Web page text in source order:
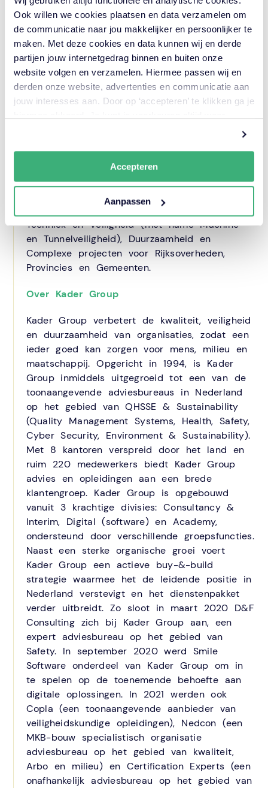
Ook willen we cookies plaatsen en data verzamelen om
de communicatie naar jou makkelijker en persoonlijker te
maken. Met deze cookies en data kunnen wij en derde
partijen jouw internetgedrag binnen en buiten onze
website volgen en verzamelen. Hiermee passen wij en
derden onze website, advertenties en communicatie aan
jouw interesses aan. Door op ‘accepteren’ te klikken ga je
Accepteren
Aanpassen
Over DON Bureau
DON Bureau is een advies- en
ingenieursbureau dat zich inzet voor
eigenaren van infrastructuur en de openbare
ruimte. Op basis van de sterke inhoudelijke
kennis, kennis van het areaal en daarbij
verbindingen. Samen de slimste weg bepalen
en deze realiseren op een persoonlijke,
creatieve en pragmatische wijze. Soms diep
in de inhoud, maar altijd betrokken bij de
organisatie. Hierbij richt DON Bureau zich op
de kennisgebieden Assetmanagement,
Techniek en Veiligheid (met name Machine-
en Tunnelveiligheid), Duurzaamheid en
Complexe projecten voor Rijksoverheden,
Provincies en Gemeenten.
Over Kader Group
Kader Group verbetert de kwaliteit, veiligheid
en duurzaamheid van organisaties, zodat een
ieder goed kan zorgen voor mens, milieu en
maatschappij. Opgericht in 1994, is Kader
Group inmiddels uitgegroeid tot een van de
toonaangevende adviesbureaus in Nederland
op het gebied van QHSSE & Sustainability
(Quality Management Systems, Health, Safety,
Cyber Security, Environment & Sustainability).
Met 8 kantoren verspreid door het land en
ruim 220 medewerkers biedt Kader Group
advies en opleidingen aan een brede
klantengroep. Kader Group is opgebouwd
vanuit 3 krachtige divisies: Consultancy &
Interim, Digital (software) en Academy,
ondersteund door verschillende groepsfuncties.
Naast een sterke organische groei voert
Kader Group een actieve buy-&-build
strategie waarmee het de leidende positie in
Nederland verstevigt en het dienstenpakket
verder uitbreidt. Zo sloot in maart 2020 D&F
Consulting zich bij Kader Group aan, een
expert adviesbureau op het gebied van
Safety. In september 2020 werd Smile
Software onderdeel van Kader Group om in
te spelen op de toenemende behoefte aan
digitale oplossingen. In 2021 werden ook
Copla (een toonaangevende aanbieder van
veiligheidskundige opleidingen), Nedcon (een
MKB-bouw specialistisch organisatie
adviesbureau op het gebied van kwaliteit,
Arbo en milieu) en Certification Experts (een
onafhankelijk adviesbureau op het gebied van